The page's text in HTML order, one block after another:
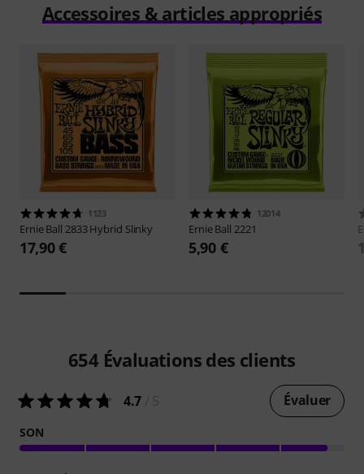
Accessoires & articles appropriés
1123
Ernie Ball 2833 Hybrid Slinky
17,90 €
12014
Ernie Ball 2221
5,90 €
654 Évaluations des clients
4.7 Évaluer
SON